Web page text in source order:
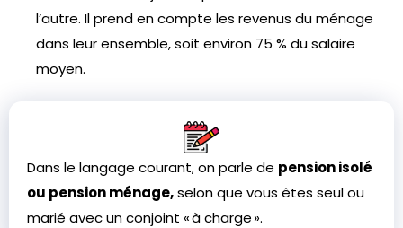
l’autre. Il prend en compte les revenus du ménage
dans leur ensemble, soit environ 75 % du salaire
moyen.
Dans le langage courant, on parle de pension isolé
ou pension ménage,selon que vous êtes seul ou
marié avec un conjoint « à charge ».